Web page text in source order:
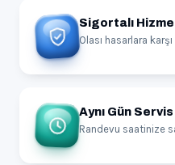
Sigortalı
Olası hasarlara
Aynı Gün Servis
Randevu saatinize